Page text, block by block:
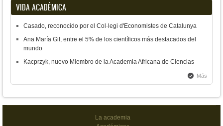
VIDA ACADÉMICA
Casado, reconocido por el Col·legi d'Economistes de Catalunya
Ana María Gil, entre el 5% de los científicos más destacados del
mundo
Kacprzyk, nuevo Miembro de la Academia Africana de Ciencias
Más
La academia